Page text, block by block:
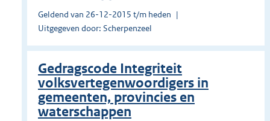
Geldend van 26-12-2015 t/m heden
Uitgegeven door: Scherpenzeel
Gedragscode Integriteit
volksvertegenwoordigers in
gemeenten, provincies en
waterschappen